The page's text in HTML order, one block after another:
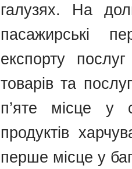
галузях. На
пасажирські
експорту
товарів та
п’яте місце у
продуктів
перше місце у